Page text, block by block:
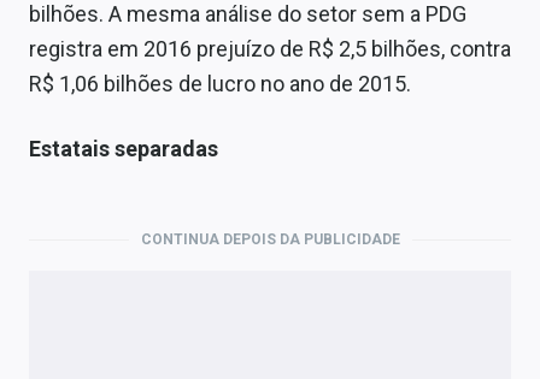
bilhões. A mesma análise do setor sem a PDG
registra em 2016 prejuízo de R$ 2,5 bilhões, contra
R$ 1,06 bilhões de lucro no ano de 2015.
Estatais separadas
CONTINUA DEPOIS DA PUBLICIDADE